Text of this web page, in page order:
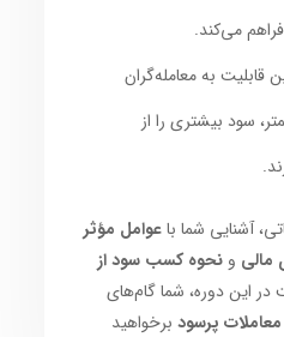
می‌کند.
قابلیت به معامله‌گران
سود بیشتری را از
آشنایی شما باعوامل مؤثر
مالی ونحوه کسب سود از
این دوره، شما گام‌های
معاملات پرسود برخواهید